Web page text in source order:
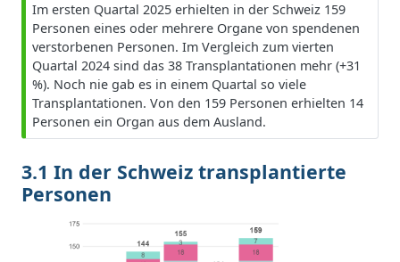
Im ersten Quartal 2025 erhielten in der Schweiz 159
Personen eines oder mehrere Organe von spendenen
verstorbenen Personen. Im Vergleich zum vierten
Quartal 2024 sind das 38 Transplantationen mehr (+31
%). Noch nie gab es in einem Quartal so viele
Transplantationen. Von den 159 Personen erhielten 14
Personen ein Organ aus dem Ausland.
3.1 In der Schweiz transplantierte
Personen